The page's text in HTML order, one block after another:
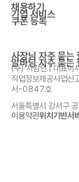
채용하기
기업 서비스
쿠폰 등록
사장님 자주 묻는
알바님 자주 묻는
(주) 사람인 | 대표
직업정보제공사업
서-0847호
서울특별시 강서구
이용약관위치기반서